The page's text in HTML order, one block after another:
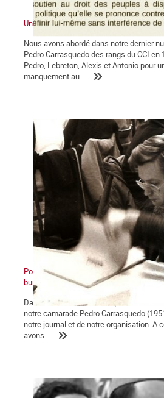
Une expulsion liquidatrice
Nous avons abordé dans notre dernier
Pedro Carrasquedo des rangs du CCI en
Pedro, Lebreton, Alexis et Antonio pour
manquement au...
Pour Pedro. De l’OCI à La Commune :
bureaucratique, première partie
Dans notre dernier numéro, nous avons
notre camarade Pedro Carrasquedo
notre journal et de notre organisation. A
avons...